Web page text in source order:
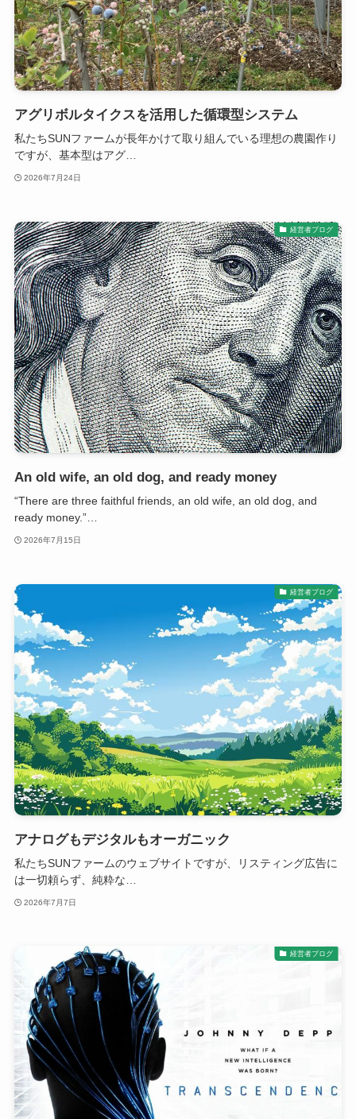
アグリボルタイクスを活用した循環型システム
私たちSUNファームが長年かけて取り組んでいる理想の農園作り
ですが、基本型はアグ…
2026年7月24日
経営者ブログ
An old wife, an old dog, and ready money
“There are three faithful friends, an old wife, an old dog, and
ready money.”…
2026年7月15日
経営者ブログ
アナログもデジタルもオーガニック
私たちSUNファームのウェブサイトですが、リスティング広告に
は一切頼らず、純粋な…
2026年7月7日
経営者ブログ